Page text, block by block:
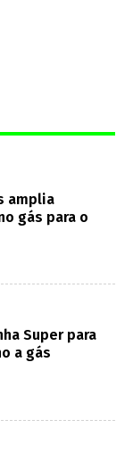
amplia
gás para o
Super para
a gás